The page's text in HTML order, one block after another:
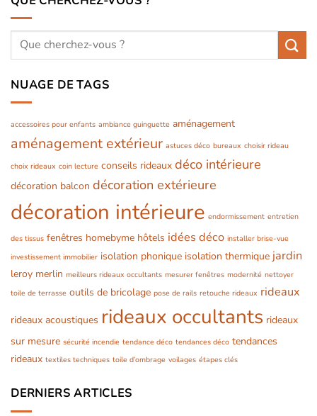
NUAGE DE TAGS
accessoires pour enfants ambiance guinguette aménagement
aménagement extérieur astuces déco bureaux choisir rideau
choix rideaux coin lecture conseils rideaux déco intérieure
décoration balcon décoration extérieure
décoration intérieure endormissement entretien
des tissus fenêtres homebyme hôtels idées déco installer brise-vue
investissement immobilier isolation phonique isolation thermique jardin
leroy merlin meilleurs rideaux occultants mesurer fenêtres modernité nettoyer
toile de terrasse outils de bricolage pose de rails retouche rideaux rideaux
rideaux acoustiques rideaux occultants rideaux
sur mesure sécurité incendie tendance déco tendances déco tendances
rideaux textiles techniques toile d’ombrage voilages étapes clés
DERNIERS ARTICLES